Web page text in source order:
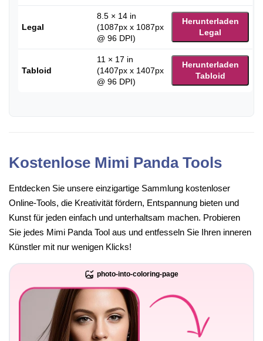
Legal
8.5 × 14 in
(1087px x 1087px
@ 96 DPI)
Herunterladen
Legal
Tabloid
11 × 17 in
(1407px x 1407px
@ 96 DPI)
Herunterladen
Tabloid
Kostenlose Mimi Panda Tools
Entdecken Sie unsere einzigartige Sammlung kostenloser
Online-Tools, die Kreativität fördern, Entspannung bieten und
Kunst für jeden einfach und unterhaltsam machen. Probieren
Sie jedes Mimi Panda Tool aus und entfesseln Sie Ihren inneren
Künstler mit nur wenigen Klicks!
photo-into-coloring-page